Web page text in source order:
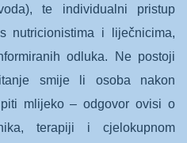
te individualni pristup
nutricionistima i liječnicima,
odluka. Ne postoji
smije li osoba nakon
mlijeko – odgovor ovisi o
terapiji i cjelokupnom